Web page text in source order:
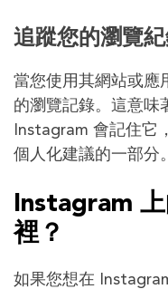
追蹤您的瀏覽
當您使用其網站或應
的瀏覽記錄。這意味
Instagram 會記住它
個人化建議的一部分。
Instagram
裡？
如果您想在